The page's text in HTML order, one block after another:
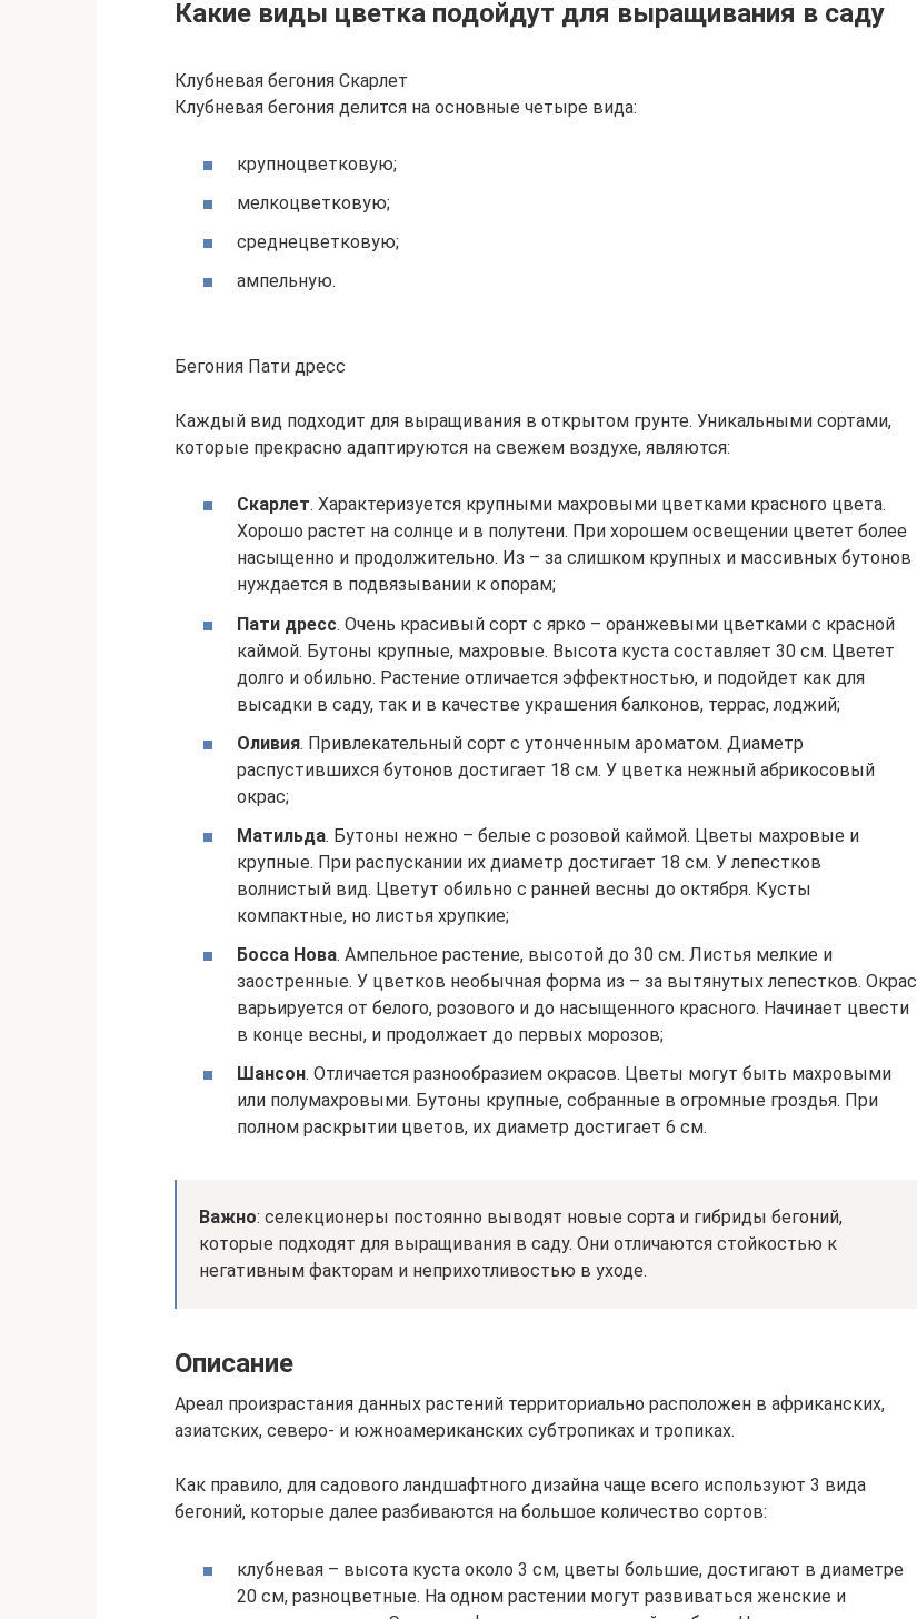
Какие виды цветка подойдут для выращивания в саду
Клубневая бегония Скарлет
Клубневая бегония делится на основные четыре вида:
крупноцветковую;
мелкоцветковую;
среднецветковую;
ампельную.
Бегония Пати дресс
Каждый вид подходит для выращивания в открытом грунте. Уникальными сортами,
которые прекрасно адаптируются на свежем воздухе, являются:
Скарлет. Характеризуется крупными махровыми цветками красного цвета.
Хорошо растет на солнце и в полутени. При хорошем освещении цветет более
насыщенно и продолжительно. Из – за слишком крупных и массивных бутонов
нуждается в подвязывании к опорам;
Пати дресс. Очень красивый сорт с ярко – оранжевыми цветками с красной
каймой. Бутоны крупные, махровые. Высота куста составляет 30 см. Цветет
долго и обильно. Растение отличается эффектностью, и подойдет как для
высадки в саду, так и в качестве украшения балконов, террас, лоджий;
Оливия. Привлекательный сорт с утонченным ароматом. Диаметр
распустившихся бутонов достигает 18 см. У цветка нежный абрикосовый
окрас;
Матильда. Бутоны нежно – белые с розовой каймой. Цветы махровые и
крупные. При распускании их диаметр достигает 18 см. У лепестков
волнистый вид. Цветут обильно с ранней весны до октября. Кусты
компактные, но листья хрупкие;
Босса Нова. Ампельное растение, высотой до 30 см. Листья мелкие и
заостренные. У цветков необычная форма из – за вытянутых лепестков. Окрас
варьируется от белого, розового и до насыщенного красного. Начинает цвести
в конце весны, и продолжает до первых морозов;
Шансон. Отличается разнообразием окрасов. Цветы могут быть махровыми
или полумахровыми. Бутоны крупные, собранные в огромные гроздья. При
полном раскрытии цветов, их диаметр достигает 6 см.
Важно: селекционеры постоянно выводят новые сорта и гибриды бегоний,
которые подходят для выращивания в саду. Они отличаются стойкостью к
негативным факторам и неприхотливостью в уходе.
Описание
Ареал произрастания данных растений территориально расположен в африканских,
азиатских, северо- и южноамериканских субтропиках и тропиках.
Как правило, для садового ландшафтного дизайна чаще всего используют 3 вида
бегоний, которые далее разбиваются на большое количество сортов:
клубневая – высота куста около 3 см, цветы большие, достигают в диаметре
20 см, разноцветные. На одном растении могут развиваться женские и